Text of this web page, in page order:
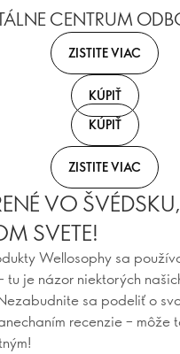
CENTRUM
ZISTITE VIAC
KÚPIŤ
KÚPIŤ
ZISTITE VIAC
VO
SVETE!
Wellosophy sa
tu je názor niektorých
sa podeliť o
recenzie – môže